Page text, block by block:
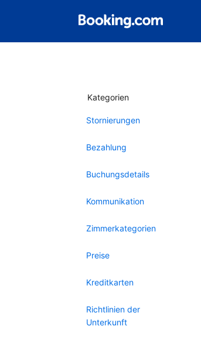
Kategorien
Stornierungen
Bezahlung
Buchungsdetails
Kommunikation
Zimmerkategorien
Preise
Kreditkarten
Richtlinien der
Unterkunft